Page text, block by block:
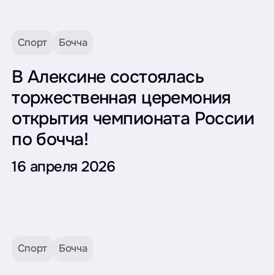
Спорт Бочча
В Алексине состоялась
торжественная церемония
открытия чемпионата России
по бочча!
16 апреля 2026
Спорт Бочча